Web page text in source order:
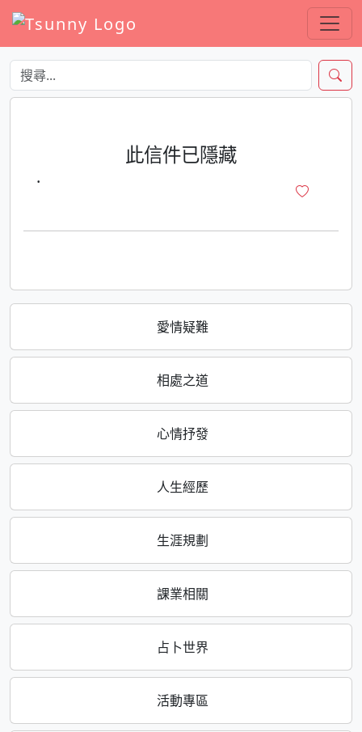
愛情疑難
相處之道
心情抒發
人生經歷
生涯規劃
課業相關
占卜世界
活動專區
此信件已隱藏
·